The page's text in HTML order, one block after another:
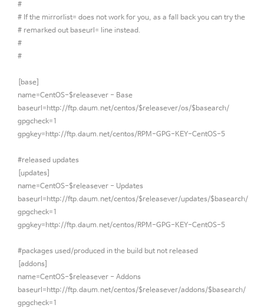
#
# If the mirrorlist= does not work for you, as a fall back you can try the
# remarked out baseurl= line instead.
#
#
[base]
name=CentOS-$releasever - Base
baseurl=http://ftp.daum.net/centos/$releasever/os/$basearch/
gpgcheck=1
gpgkey=http://ftp.daum.net/centos/RPM-GPG-KEY-CentOS-5
#released updates
[updates]
name=CentOS-$releasever - Updates
baseurl=http://ftp.daum.net/centos/$releasever/updates/$basearch/
gpgcheck=1
gpgkey=http://ftp.daum.net/centos/RPM-GPG-KEY-CentOS-5
#packages used/produced in the build but not released
[addons]
name=CentOS-$releasever - Addons
baseurl=http://ftp.daum.net/centos/$releasever/addons/$basearch/
gpgcheck=1